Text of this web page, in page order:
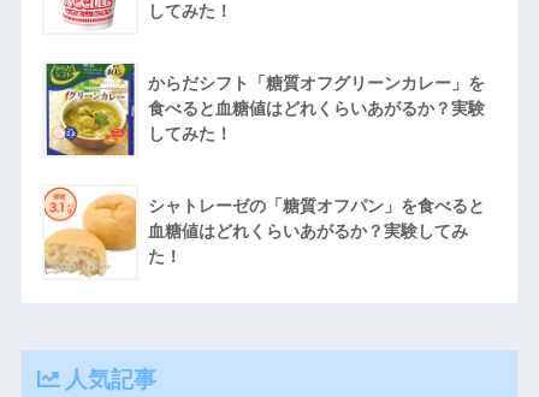
してみた！
からだシフト「糖質オフグリーンカレー」を
食べると血糖値はどれくらいあがるか？実験
してみた！
シャトレーゼの「糖質オフパン」を食べると
血糖値はどれくらいあがるか？実験してみ
た！
人気記事